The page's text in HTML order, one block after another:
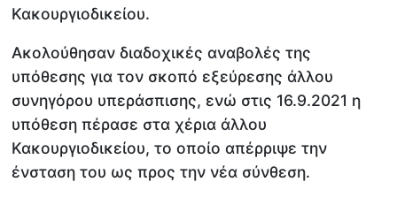
Κακουργιοδικείου.
Ακολούθησαν διαδοχικές αναβολές της
υπόθεσης για τον σκοπό εξεύρεσης άλλου
συνηγόρου υπεράσπισης, ενώ στις 16.9.2021 η
υπόθεση πέρασε στα χέρια άλλου
Κακουργιοδικείου, το οποίο απέρριψε την
ένσταση του ως προς την νέα σύνθεση.